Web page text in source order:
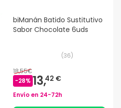
biManán Batido Sustitutivo
Sabor Chocolate 6uds
(36)
18,55€
-28% 13,42 €
Envío en 24-72h